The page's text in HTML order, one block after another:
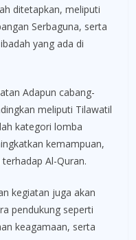
ditetapkan, meliputi
Serbaguna, serta
yang ada di
Adapun cabang-
meliputi Tilawatil
kategori lomba
kemampuan,
Al-Quran.
kegiatan juga akan
pendukung seperti
keagamaan, serta